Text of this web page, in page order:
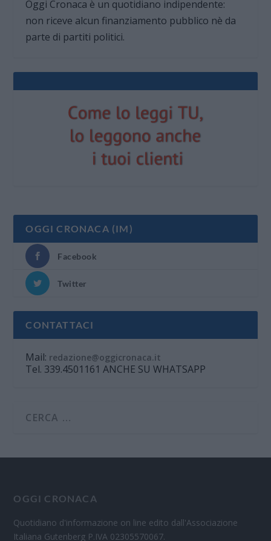
Oggi Cronaca è un quotidiano indipendente:
non riceve alcun finanziamento pubblico nè da
parte di partiti politici.
OGGI CRONACA (IM)
Facebook
Twitter
CONTATTACI
Mail: redazione@oggicronaca.it
Tel. 339.4501161 ANCHE SU WHATSAPP
OGGI CRONACA
Quotidiano d'informazione on line edito dall'Associazione
Italiana Gutenberg P.IVA 02305570067.